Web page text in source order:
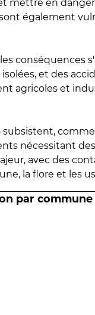
mettre en
également
conséquences
et des
agricoles et
subsistent,
nécessitant
avec des
la flore et les
par commune